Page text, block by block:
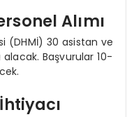
Alımı
(DHMİ) 30 asistan ve
Başvurular 10-